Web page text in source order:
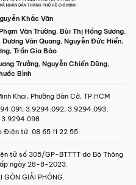
Khắc Văn
Văn Trường, Bùi Thị Hồng Sương,
, Dương Văn Quang, Nguyễn Đức Hiển,
, Trần Gia Bảo
Trưởng, Nguyễn Chiến Dũng,
Bình
Khai, Phường Bàn Cờ, TP.HCM
3.9294.092, 3.9294.093,
Điện tử: 08 65 11 22 55
tử số 305/GP-BTTTT do Bộ Thông
ngày 28-8-2023.
GÒN GIẢI PHÓNG.